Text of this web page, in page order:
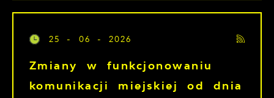
25 - 06 - 2026
Zmiany w funkcjonowaniu
komunikacji miejskiej od dnia